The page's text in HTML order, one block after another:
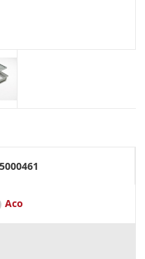
Aco
ACO, globální lídr v